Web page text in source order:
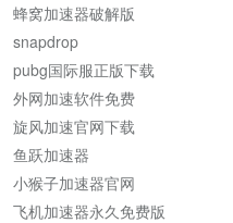
蜂窝加速器破解版
snapdrop
pubg国际服正版下载
外网加速软件免费
旋风加速官网下载
鱼跃加速器
小猴子加速器官网
飞机加速器永久免费版